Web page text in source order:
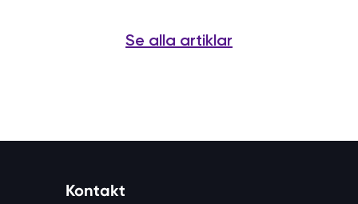
Se alla artiklar
Kontakt